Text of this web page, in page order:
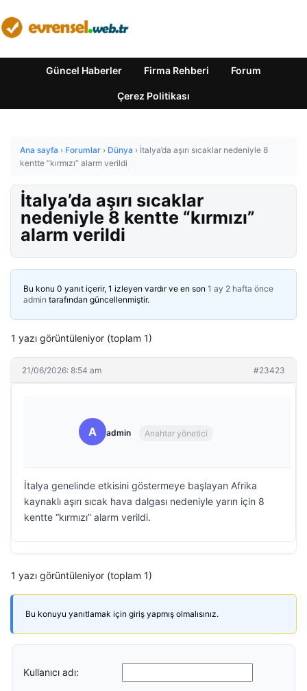
Güncel Haberler Firma Rehberi Forum
Çerez Politikası
Ana sayfa › Forumlar › Dünya › İtalya’da aşırı sıcaklar nedeniyle 8
kentte “kırmızı” alarm verildi
İtalya’da aşırı sıcaklar
nedeniyle 8 kentte “kırmızı”
alarm verildi
Bu konu 0 yanıt içerir, 1 izleyen vardır ve en son 1 ay 2 hafta önce
admin tarafından güncellenmiştir.
1 yazı görüntüleniyor (toplam 1)
21/06/2026: 8:54 am #23423
A admin Anahtar yönetici
İtalya genelinde etkisini göstermeye başlayan Afrika
kaynaklı aşırı sıcak hava dalgası nedeniyle yarın için 8
kentte “kırmızı” alarm verildi.
1 yazı görüntüleniyor (toplam 1)
Bu konuyu yanıtlamak için giriş yapmış olmalısınız.
Kullanıcı adı: